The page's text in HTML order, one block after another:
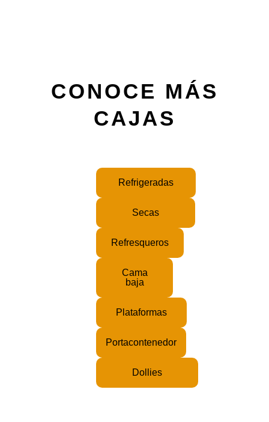
CONOCE MÁS
CAJAS
Refrigeradas
Secas
Refresqueros
Cama
baja
Plataformas
Portacontenedor
Dollies